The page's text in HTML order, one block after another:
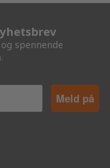
spennende
Meld på